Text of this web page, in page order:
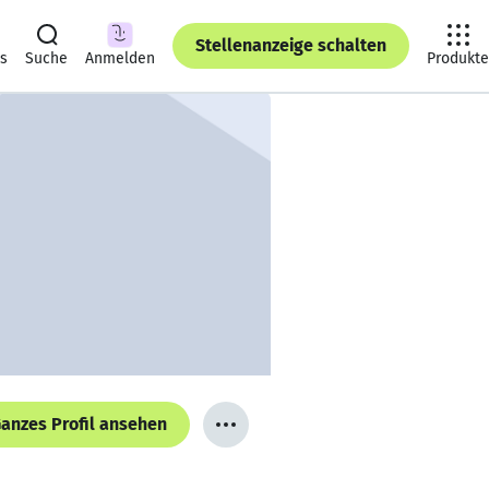
Suche Anmelden
Stellenanzeige schalten
Produkte
Profil ansehen